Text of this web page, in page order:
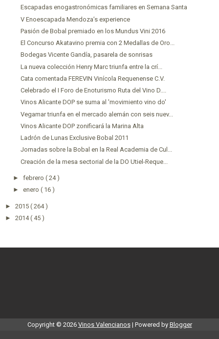
Escapadas enogastronómicas familiares en Semana Santa
V Enoescapada Mendoza’s experience
Pasión de Bobal premiado en los Mundus Vini 2016
El Concurso Akatavino premia con 2 Medallas de Oro...
Bodegas Vicente Gandía, pasarela de sonrisas
La nueva colección Henry Marc triunfa entre la crí...
Cata comentada FEREVIN Vinícola Requenense C.V.
Celebrado el I Foro de Enoturismo Ruta del Vino D....
Vinos Alicante DOP se suma al 'movimiento vino do'
Vegamar triunfa en el mercado alemán con seis nuev...
Vinos Alicante DOP zonificará la Marina Alta
Ladrón de Lunas Exclusive Bobal 2011
Jornadas sobre la Bobal en la Real Academia de Cul...
Creación de la mesa sectorial de la DO Utiel-Reque...
► febrero ( 24 )
► enero ( 16 )
► 2015 ( 264 )
► 2014( 45 )
Copyright © 2026 Vinos Valencianos| Powered by Blogger